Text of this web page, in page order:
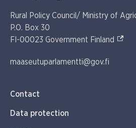
Rural Policy Council/ Ministry of
P.O. Box 30
FI-00023 Government Finland
maaseutuparlamentti@gov.fi
Contact
Data protection